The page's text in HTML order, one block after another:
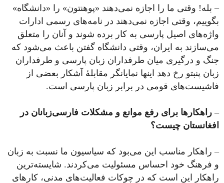
– بله! وقتی ما را اجازه نمی‌دهند «پوهنتون» را «دانشگاه»
بگوییم، وقتی اجازه نمی‌دهند در نامه‌های رسمی ادارات
واژه‌های اصیل پارسی به کار برده شوند و آنان را متعلق
می‌سازند به ایران، وقتی دانشگاه گفتن باعث می‌شود که
جنگ و درگیری میان طرفداران زبان پارسی و طرفداران
زبان پنبتو رخ دهد اینها نمایانگر مقابلۀ آشکار بعضی از
فاشیست‌های قومی در برابر زبان پارسی است.
– راهکارها برای رفع موانع و مشکلات فارسی‌زبانان در
افغانستان چیست؟
– راهکار مناسب این می‌بود که سیاسیون ما نسبت به زبان
و فرهنگ خود احساس مسئولیت می‌کردند. شایسته‌ترین
راهکار این است که در چوکات فعالیت‌های مدنی، کارهای